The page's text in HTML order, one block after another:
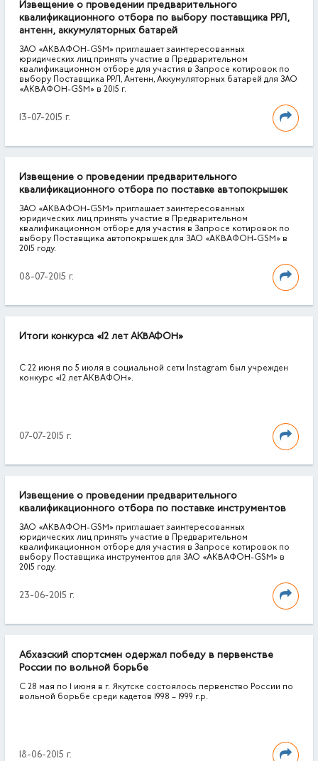
Извещение о проведении предварительного
квалификационного отбора по выбору поставщика РРЛ,
антенн, аккумуляторных батарей
ЗАО «АКВАФОН-GSM» приглашает заинтересованных
юридических лиц принять участие в Предварительном
квалификационном отборе для участия в Запросе котировок по
выбору Поставщика РРЛ, Антенн, Аккумуляторных батарей для ЗАО
«АКВАФОН-GSM» в 2015 г.
13-07-2015 г.
Извещение о проведении предварительного
квалификационного отбора по поставке автопокрышек
ЗАО «АКВАФОН-GSM» приглашает заинтересованных
юридических лиц принять участие в Предварительном
квалификационном отборе для участия в Запросе котировок по
выбору Поставщика автопокрышек для ЗАО «АКВАФОН-GSM» в
2015 году.
08-07-2015 г.
Итоги конкурса «12 лет АКВАФОН»
C 22 июня по 5 июля в социальной сети Instagram был учрежден
конкурс «12 лет АКВАФОН».
07-07-2015 г.
Извещение о проведении предварительного
квалификационного отбора по поставке инструментов
ЗАО «АКВАФОН-GSM» приглашает заинтересованных
юридических лиц принять участие в Предварительном
квалификационном отборе для участия в Запросе котировок по
выбору Поставщика инструментов для ЗАО «АКВАФОН-GSM» в
2015 году.
23-06-2015 г.
Абхазский спортсмен одержал победу в первенстве
России по вольной борьбе
С 28 мая по 1 июня в г. Якутске состоялось первенство России по
вольной борьбе среди кадетов 1998 – 1999 г.р.
18-06-2015 г.